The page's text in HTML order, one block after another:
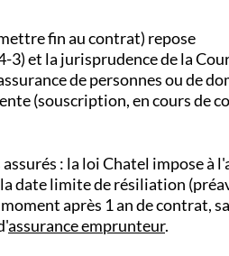
fin au contrat) repose
3) et la jurisprudence de la
de personnes ou de
(souscription, en cours de
: la loi Chatel impose à
date limite de résiliation
après 1 an de contrat,
assurance emprunteur.